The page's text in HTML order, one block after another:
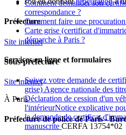
Préfecture
Site internet
Sous-préfecture
Site internet
À Paris
Préfecture de police de Paris -
Comment demander son
correspondance ?
Comment faire une
Carte grise (certificat
démarche à Paris ?
Services en ligne et formulaires
Suivez votre demande de
grise) Agence nationale des
Déclaration de cession d'un
l'intérieurNotice explicative
la demande de certificat
manuscrite CERFA 13754*02